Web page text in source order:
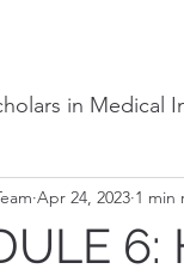
in Medical
6:
Apr 24, 2023 1 min